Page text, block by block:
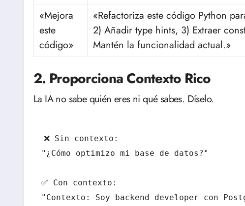
«Mejora
este
código»
«Refactoriza este código Python
2) Añadir type hints, 3) Extraer
Mantén la funcionalidad actual.»
2. Proporciona Contexto Rico
La IA no sabe quién eres ni qué sabes. Díselo.
❌ Sin contexto:
"¿Cómo optimizo mi base de datos?"
✅ Con contexto:
"Contexto: Soy backend developer con